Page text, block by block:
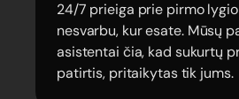
24/7 prieiga prie pirmo
nesvarbu, kur esate. Mūsų
asistentai čia, kad sukurtų
patirtis, pritaikytas tik jums.